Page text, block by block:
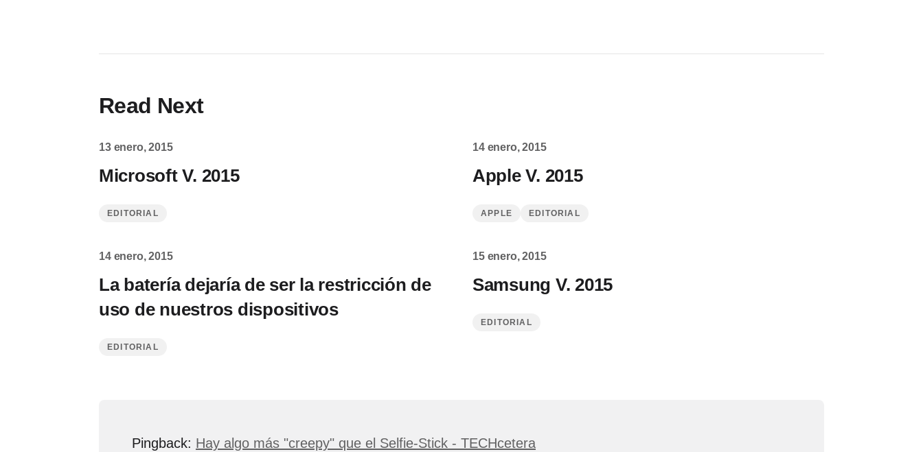
Read Next
13 enero, 2015
Microsoft V. 2015
EDITORIAL
14 enero, 2015
Apple V. 2015
APPLE EDITORIAL
14 enero, 2015
La batería dejaría de ser la restricción de
uso de nuestros dispositivos
EDITORIAL
15 enero, 2015
Samsung V. 2015
EDITORIAL
Pingback: Hay algo más "creepy" que el Selfie-Stick - TECHcetera